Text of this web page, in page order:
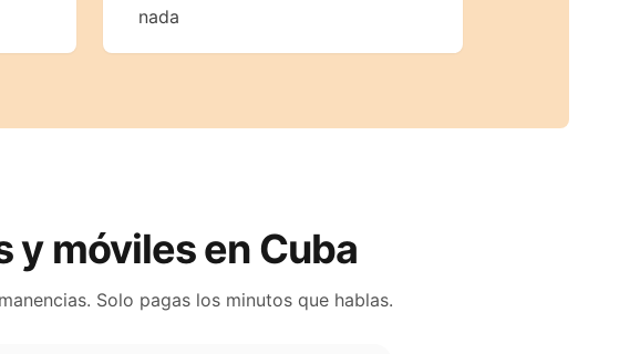
nada
y móviles en Cuba
Solo pagas los minutos que hablas.